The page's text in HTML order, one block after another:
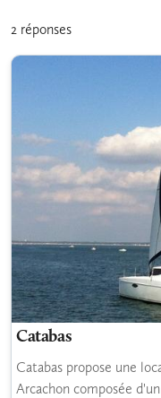
2 réponses
Catabas
Catabas propose une
Arcachon composée